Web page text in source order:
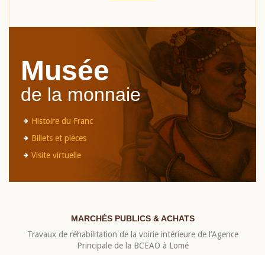
Musée
de la monnaie
Histoire du Franc
Billets et pièces
Visite virtuelle
MARCHÉS PUBLICS & ACHATS
Travaux de réhabilitation de la voirie intérieure de l’Agence
Principale de la BCEAO à Lomé